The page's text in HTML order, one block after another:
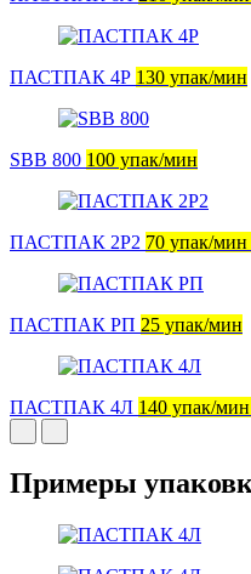
ПАСТПАК 4Р 130 упак/мин
SBB 800 100 упак/мин
ПАСТПАК 2Р2 70 упак/
ПАСТПАК РП 25 упак/мин
ПАСТПАК 4Л 140 упак/
Примеры